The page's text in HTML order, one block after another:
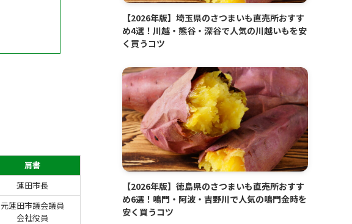
肩書
蓮田市長
元蓮田市議会議員
会社役員
【2026年版】埼玉県のさつまいも直売所おすす
め4選！川越・熊谷・深谷で人気の川越いもを安
く買うコツ
【2026年版】徳島県のさつまいも直売所おすす
め6選！鳴門・阿波・吉野川で人気の鳴門金時を
安く買うコツ